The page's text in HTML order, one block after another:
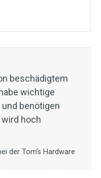
beschädigtem
wichtige
benötigen
hoch
der Tom’s Hardware